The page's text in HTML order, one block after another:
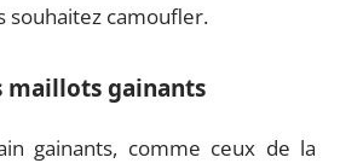
souhaitez camoufler.
maillots gainants
gainants, comme ceux de la